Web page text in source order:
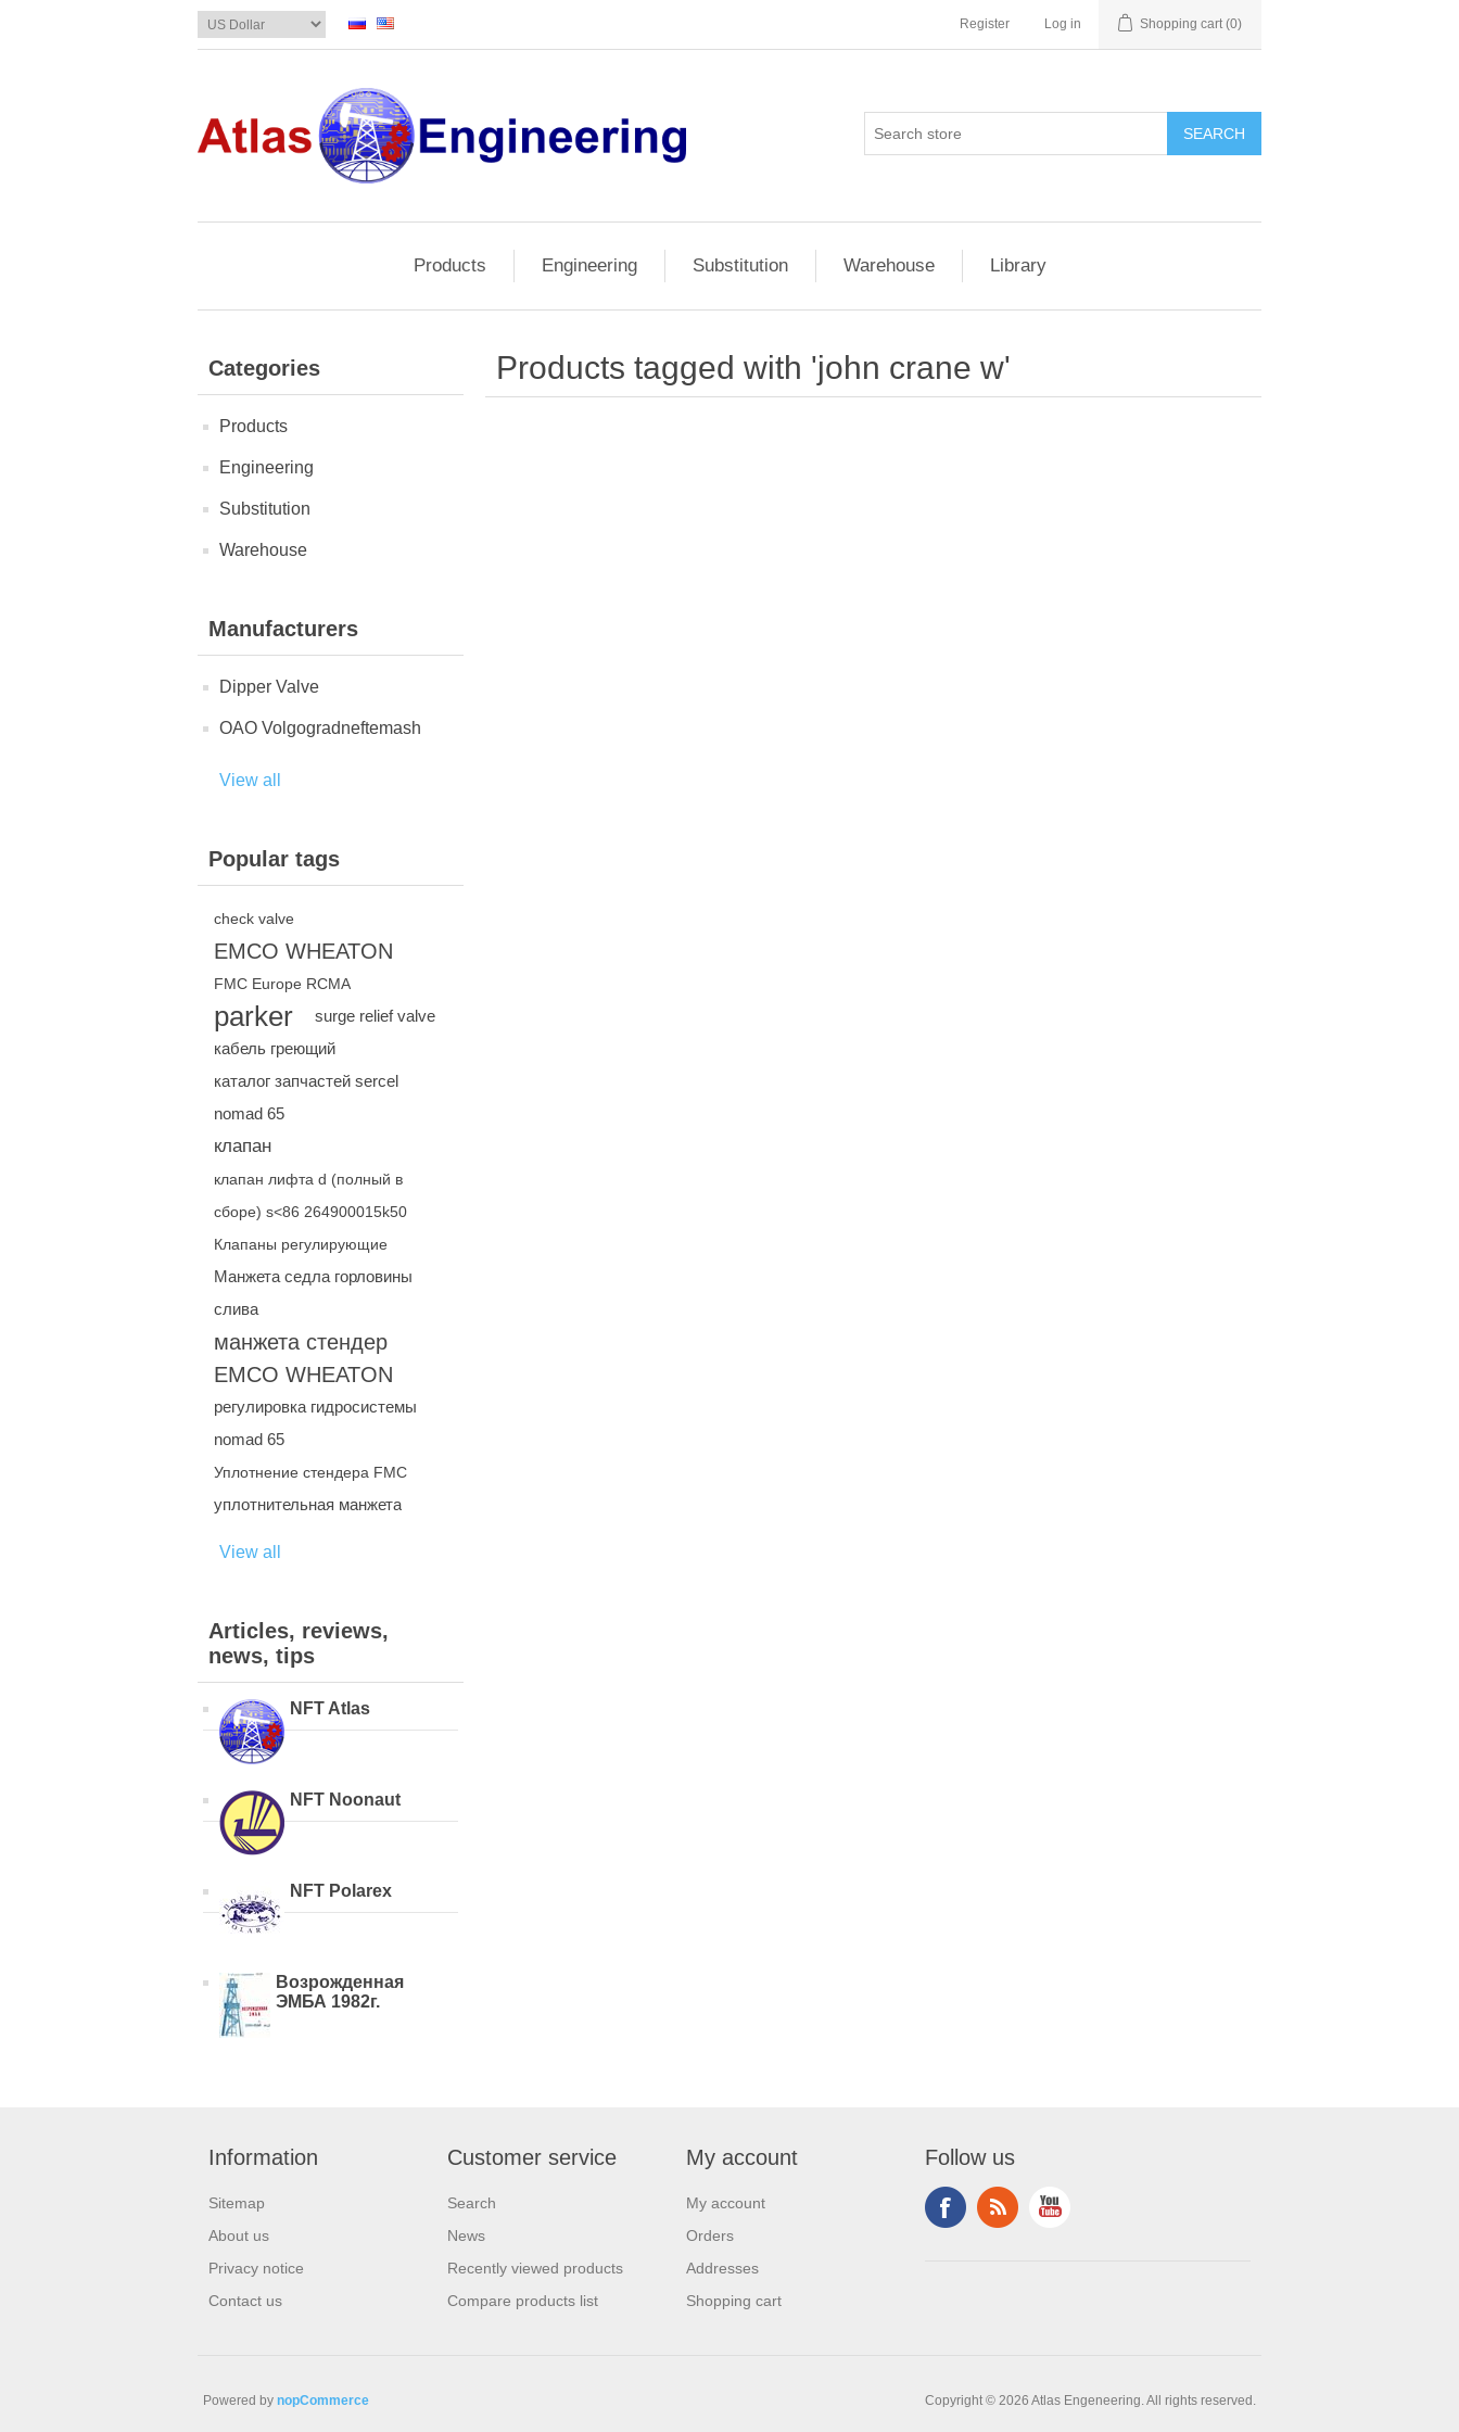
Register Log in Shopping cart (0)
Products Engineering Substitution Warehouse Library
Categories
Products
Engineering
Substitution
Warehouse
Manufacturers
Dipper Valve
OAO Volgogradneftemash
View all
Popular tags
check valve
EMCO WHEATON
FMC Europe RCMA
parker
surge relief valve
кабель греющий
каталог запчастей sercel
nomad 65
клапан
клапан лифта d (полный в
сборе) s<86 264900015k50
Клапаны регулирующие
Манжета седла горловины
слива
манжета стендер
EMCO WHEATON
регулировка гидросистемы
nomad 65
Уплотнение стендера FMC
уплотнительная манжета
View all
Articles, reviews,
news, tips
NFT Atlas
NFT Noonaut
NFT Polarex
Возрожденная
ЭМБА 1982г.
Products tagged with 'john crane w'
Information
Sitemap
About us
Privacy notice
Contact us
Customer service
Search
News
Recently viewed products
Compare products list
My account
My account
Orders
Addresses
Shopping cart
Follow us
Copyright © 2026 Atlas Engeneering. All rights reserved.
Powered by nopCommerce